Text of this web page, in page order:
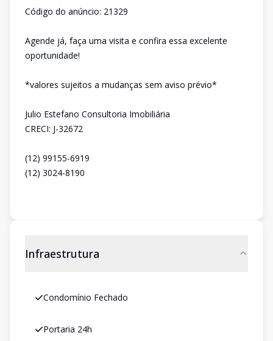
Código do anúncio: 21329
Agende já, faça uma visita e confira essa excelente
oportunidade!
*valores sujeitos a mudanças sem aviso prévio*
Julio Estefano Consultoria Imobiliária
CRECI: J-32672
(12) 99155-6919
(12) 3024-8190
Infraestrutura
Condomínio Fechado
Portaria 24h